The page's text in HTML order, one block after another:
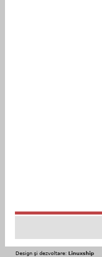
Design şi dezvoltare: Linuxship